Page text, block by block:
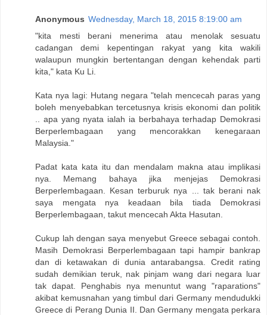
Anonymous Wednesday, March 18, 2015 8:19:00 am
"kita mesti berani menerima atau menolak sesuatu
cadangan demi kepentingan rakyat yang kita wakili
walaupun mungkin bertentangan dengan kehendak parti
kita," kata Ku Li.
Kata nya lagi: Hutang negara "telah mencecah paras yang
boleh menyebabkan tercetusnya krisis ekonomi dan politik
.. apa yang nyata ialah ia berbahaya terhadap Demokrasi
Berperlembagaan yang mencorakkan kenegaraan
Malaysia."
Padat kata kata itu dan mendalam makna atau implikasi
nya. Memang bahaya jika menjejas Demokrasi
Berperlembagaan. Kesan terburuk nya ... tak berani nak
saya mengata nya keadaan bila tiada Demokrasi
Berperlembagaan, takut mencecah Akta Hasutan.
Cukup lah dengan saya menyebut Greece sebagai contoh.
Masih Demokrasi Berperlembagaan tapi hampir bankrap
dan di ketawakan di dunia antarabangsa. Credit rating
sudah demikian teruk, nak pinjam wang dari negara luar
tak dapat. Penghabis nya menuntut wang "raparations"
akibat kemusnahan yang timbul dari Germany mendudukki
Greece di Perang Dunia II. Dan Germany mengata perkara